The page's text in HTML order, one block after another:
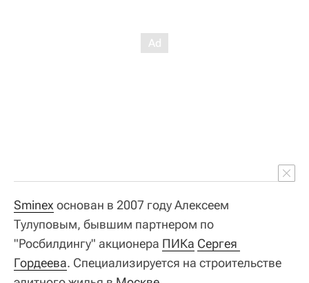
Sminex основан в 2007 году Алексеем
Тулуповым, бывшим партнером по
"Росбилдингу" акционера ПИКа Сергея
Гордеева. Специализируется на строительстве